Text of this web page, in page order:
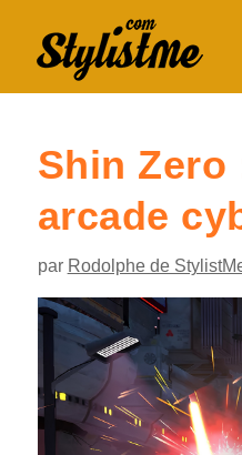
Shin Zero
arcade
par Rodolphe de